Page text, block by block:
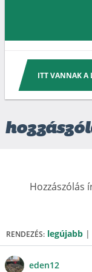
ITT VANNAK A
Hozzászólás
RENDEZÉS: legújabb |
eden12